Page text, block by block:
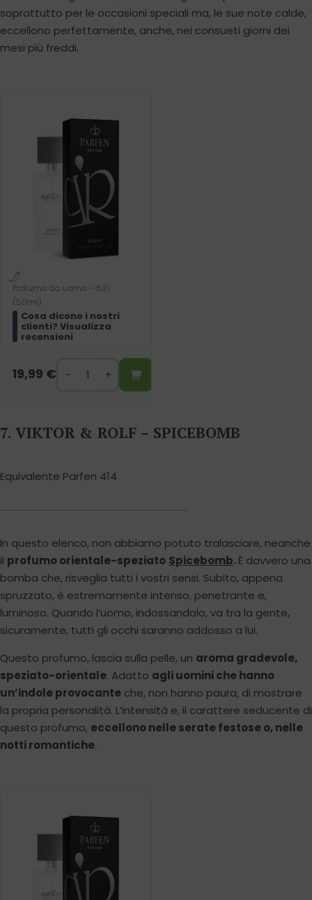
soprattutto per le occasioni speciali ma, le sue note calde,
eccellono perfettamente, anche, nei consueti giorni dei
mesi più freddi.
Profumo da uomo – 631
(50ml)
Cosa dicono i nostri
clienti? Visualizza
recensioni
19,99 €
7. VIKTOR & ROLF – SPICEBOMB
Equivalente Parfen 414
In questo elenco, non abbiamo potuto tralasciare, neanche
il profumo orientale-speziato Spicebomb.È davvero una
bomba che, risveglia tutti i vostri sensi. Subito, appena
spruzzato, è estremamente intenso, penetrante e,
luminoso. Quando l’uomo, indossandolo, va tra la gente,
sicuramente, tutti gli occhi saranno addosso a lui.
Questo profumo, lascia sulla pelle, un aroma gradevole,
speziato-orientale. Adatto agli uomini che hanno
un’indole provocante che, non hanno paura, di mostrare
la propria personalità. L’intensità e, il carattere seducente di
questo profumo, eccellono nelle serate festose o, nelle
notti romantiche.